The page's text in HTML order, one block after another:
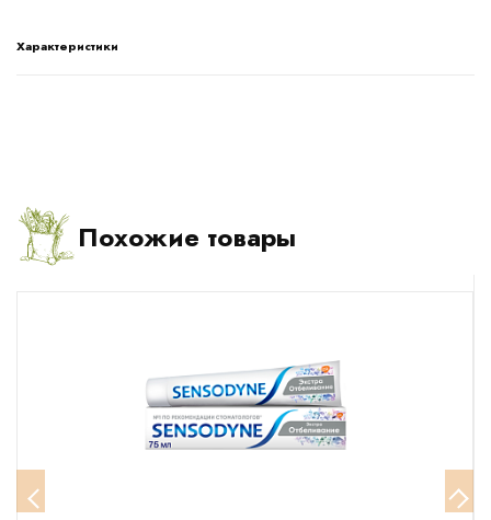
Характеристики
Похожие товары